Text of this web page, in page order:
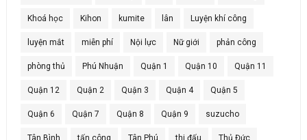
Khoá học Kihon kumite lân Luyện khí công
luyện mắt miễn phí Nội lực Nữ giới phản công
phòng thủ Phú Nhuận Quận 1 Quận 10 Quận 11
Quận 12 Quận 2 Quận 3 Quận 4 Quận 5
Quận 6 Quận 7 Quận 8 Quận 9 suzucho
Tân Bình tấn công Tân Phú thi đấu Thủ Đức